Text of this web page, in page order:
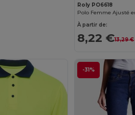
Roly PO6618
À partir de:
8,22 €13,29 €
-31%